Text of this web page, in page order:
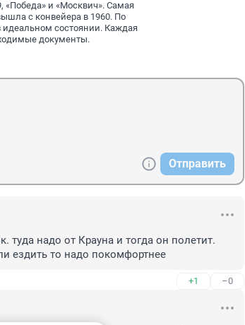
«Пoбeда» и «Мocквич». Самая
с конвейера в 1960. По
идеальном состоянии. Каждая
документы.
Отправить
надо от Крауна и тогда он полетит.
ездить то надо покомфортнее
+1 –0